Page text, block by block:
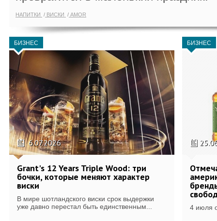
НАПИТКИ ВИСКИ AMOR
БИЗНЕС
6.07.2026
Grant's 12 Years Triple Wood: три
бочки, которые меняют характер
виски
В мире шотландского виски срок выдержки
уже давно перестал быть единственным...
БИЗНЕС
4 июля